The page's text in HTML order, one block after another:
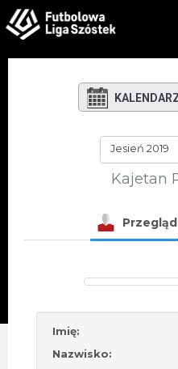
Jesień 2019
Kajetan
Przegląd
Imię:
Nazwisko: